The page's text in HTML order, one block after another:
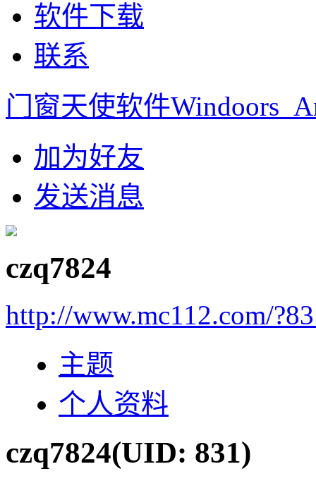
软件下载
联系
门窗天使软件
加为好友
发送消息
czq7824
http://www.mc112.com/
主题
个人资料
czq7824(UID: 831)